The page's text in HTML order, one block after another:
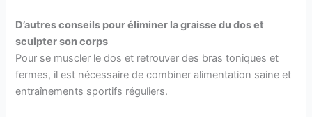
D’autres conseils pour éliminer la graisse du dos et
sculpter son corps
Pour se muscler le dos et retrouver des bras toniques et
fermes, il est nécessaire de combiner alimentation saine et
entraînements sportifs réguliers.